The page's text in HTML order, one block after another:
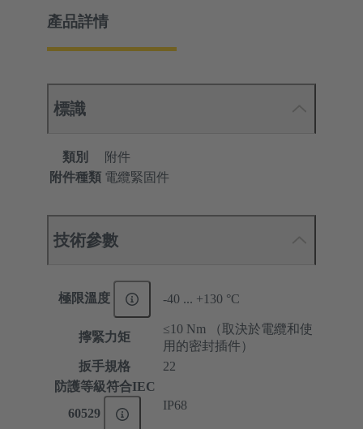
產品詳情
標識
類別
附件
附件種類 電纜緊固件
技術參數
極限溫度 -40 ... +130 °C
擰緊力矩
≤10 Nm （取決於電纜和使
用的密封插件）
扳手規格
22
防護等級符合IEC
60529
IP68